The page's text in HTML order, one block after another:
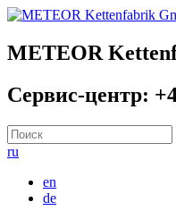
METEOR
Сервис-центр:
ru
en
de